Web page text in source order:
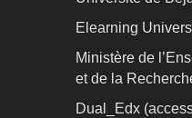
Elearning
Ministère de
et de la
Dual_Edx (